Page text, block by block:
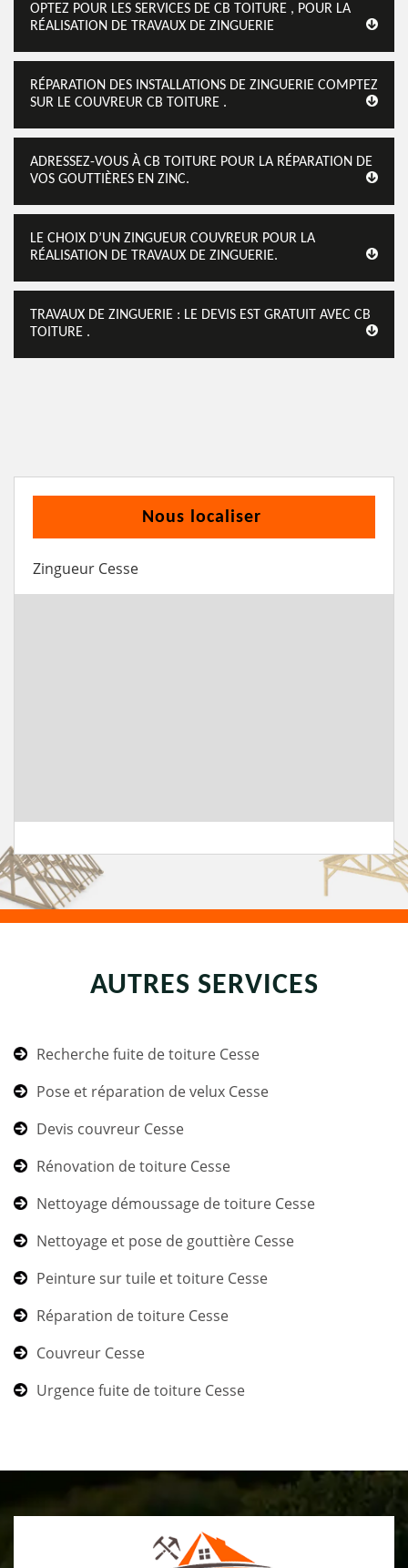
OPTEZ POUR LES SERVICES DE CB TOITURE , POUR LA
RÉALISATION DE TRAVAUX DE ZINGUERIE
RÉPARATION DES INSTALLATIONS DE ZINGUERIE COMPTEZ
SUR LE COUVREUR CB TOITURE .
ADRESSEZ-VOUS À CB TOITURE POUR LA RÉPARATION DE
VOS GOUTTIÈRES EN ZINC.
LE CHOIX D’UN ZINGUEUR COUVREUR POUR LA
RÉALISATION DE TRAVAUX DE ZINGUERIE.
TRAVAUX DE ZINGUERIE : LE DEVIS EST GRATUIT AVEC CB
TOITURE .
Nous localiser
Zingueur Cesse
AUTRES SERVICES
Recherche fuite de toiture Cesse
Pose et réparation de velux Cesse
Devis couvreur Cesse
Rénovation de toiture Cesse
Nettoyage démoussage de toiture Cesse
Nettoyage et pose de gouttière Cesse
Peinture sur tuile et toiture Cesse
Réparation de toiture Cesse
Couvreur Cesse
Urgence fuite de toiture Cesse